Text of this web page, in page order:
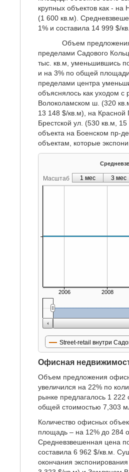
крупных объектов как -
(1 600 кв.м).
1% и составила 14 999 $/
Объем предложения
пределами Садового
тыс. кв.м, уменьшившись
и на 3% по общей
пределами центра
объяснялось как уходом
Волоколамском ш. (320
13 148 $/кв.м), на
Брестской ул. (530 кв.м,
объекта на Боенском пр-
объектам, которые
Масштаб
Street-retail внутри
2006 2008
1 мес 3 мес
Офисная
Объем предложения
увеличился на 22% по
рынке предлагалось 1
общей стоимостью 7,303
Количество офисных
площадь – на 12% до 284
Средневзвешенная цена
составила 6 962 $/кв.м.
окончания